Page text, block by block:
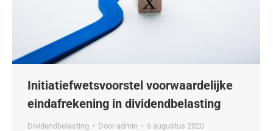
Initiatiefwetsvoorstel voorwaardelijke
eindafrekening in dividendbelasting
Dividendbelasting Door admin 6 augustus 2020